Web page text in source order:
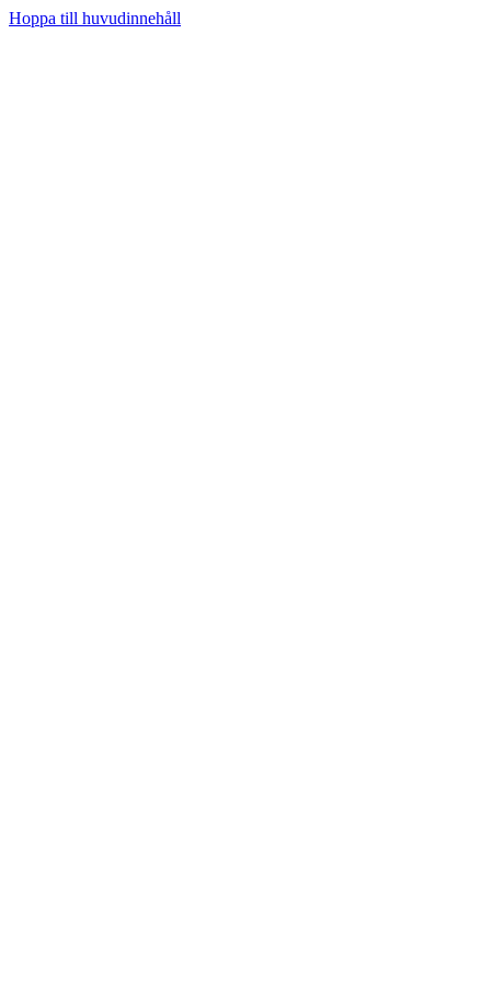
Hoppa till huvudinnehåll